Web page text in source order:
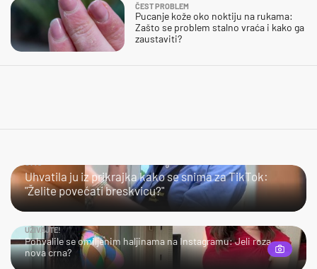
ČEST PROBLEM
Pucanje kože oko noktiju na rukama:
Zašto se problem stalno vraća i kako ga
zaustaviti?
Uhvatila ju iz prikrajka kako se snima za TikTok:
"Želite povećati breskvicu?"
UŽIVAJTE!
Pohvalile se omiljenim haljinama na Instagramu: Jeli roza
nova crna?